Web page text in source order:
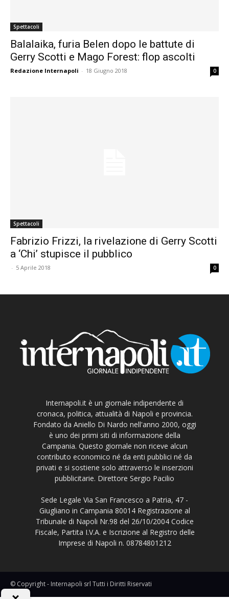
Spettacoli
Balalaika, furia Belen dopo le battute di
Gerry Scotti e Mago Forest: flop ascolti
Redazione Internapoli - 18 Giugno 2018 0
Spettacoli
Fabrizio Frizzi, la rivelazione di Gerry Scotti
a ‘Chi’ stupisce il pubblico
- 5 Aprile 2018 0
Internapoli.it è un giornale indipendente di
cronaca, politica, attualità di Napoli e provincia.
Fondato da Aniello Di Nardo nell'anno 2000, oggi
è uno dei primi siti di informazione della
Campania. Questo giornale non riceve alcun
contributo economico né da enti pubblici né da
privati e si sostiene solo attraverso le inserzioni
pubblicitarie. Direttore Sergio Pacilio
Sede Legale Via San Francesco a Patria, 47 -
Giugliano in Campania 80014 Registrazione al
Tribunale di Napoli Nr.98 del 26/10/2004 Codice
Fiscale, Partita I.V.A. e Iscrizione al Registro delle
Imprese di Napoli n. 08784801212
© Copyright - Internapoli srl Tutti i Diritti Riservati